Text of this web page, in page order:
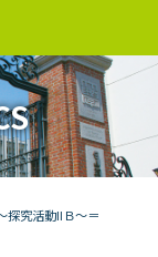
探究活動ⅡＢ～＝